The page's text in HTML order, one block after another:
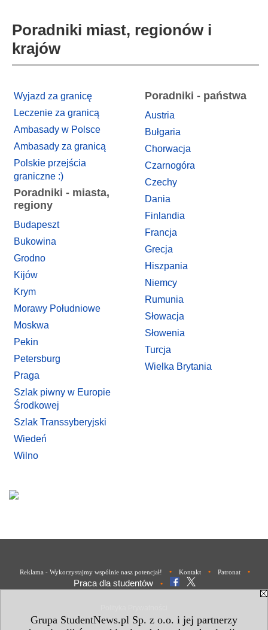
Grupa StudentNews.pl Sp. z o.o. i jej partnerzy
Poradniki miast, regionów i
krajów
Wyjazd za granicę
Leczenie za granicą
Ambasady w Polsce
Ambasady za granicą
Polskie przejścia
graniczne :)
Poradniki - miasta,
regiony
Budapeszt
Bukowina
Grodno
Kijów
Krym
Morawy Południowe
Moskwa
Pekin
Petersburg
Praga
Szlak piwny w Europie
Środkowej
Szlak Transsyberyjski
Wiedeń
Wilno
Poradniki - państwa
Austria
Bułgaria
Chorwacja
Czarnogóra
Czechy
Dania
Finlandia
Francja
Grecja
Hiszpania
Niemcy
Rumunia
Słowacja
Słowenia
Turcja
Wielka Brytania
Reklama - Wykorzystajmy wspólnie nasz potencjał! • Kontakt • Patronat •
Praca dla studentów •